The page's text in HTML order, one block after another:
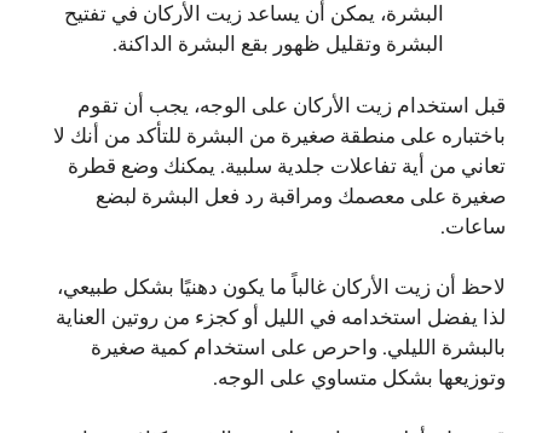
البشرة، يمكن أن يساعد زيت الأركان في تفتيح
البشرة وتقليل ظهور بقع البشرة الداكنة.
قبل استخدام زيت الأركان على الوجه، يجب أن تقوم
باختباره على منطقة صغيرة من البشرة للتأكد من أنك لا
تعاني من أية تفاعلات جلدية سلبية. يمكنك وضع قطرة
صغيرة على معصمك ومراقبة رد فعل البشرة لبضع
ساعات.
لاحظ أن زيت الأركان غالباً ما يكون دهنيًا بشكل طبيعي،
لذا يفضل استخدامه في الليل أو كجزء من روتين العناية
بالبشرة الليلي. واحرص على استخدام كمية صغيرة
وتوزيعها بشكل متساوي على الوجه.